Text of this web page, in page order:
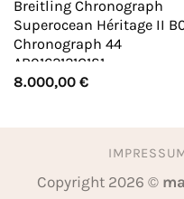
Breitling Chronograph
Superocean Héritage II
Chronograph 44
AB0162121C1S1
8.000,00 €
Copyright 2026 ©